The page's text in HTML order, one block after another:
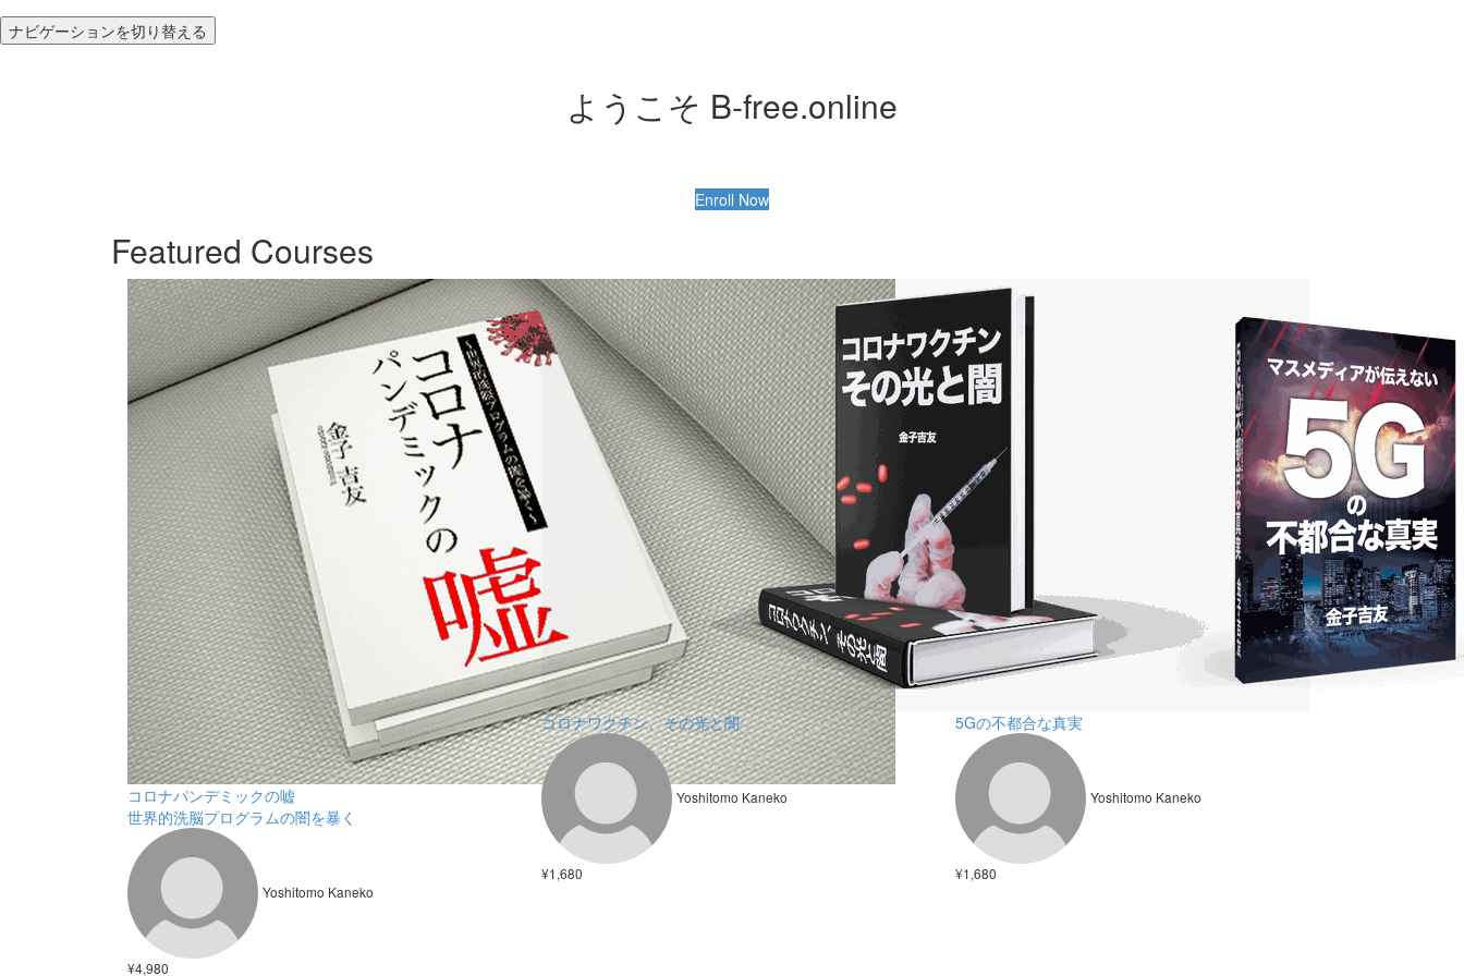
ナビゲーションを切り替える
ようこそ B-free.online
Enroll Now
Featured Courses
コロナパンデミックの嘘
世界的洗脳プログラムの闇を暴く
Yoshitomo Kaneko
¥4,980
コロナワクチン、その光と闇
Yoshitomo Kaneko
¥1,680
5Gの不都合な真実
Yoshitomo Kaneko
¥1,680